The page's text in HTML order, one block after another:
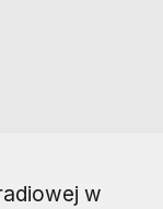
w